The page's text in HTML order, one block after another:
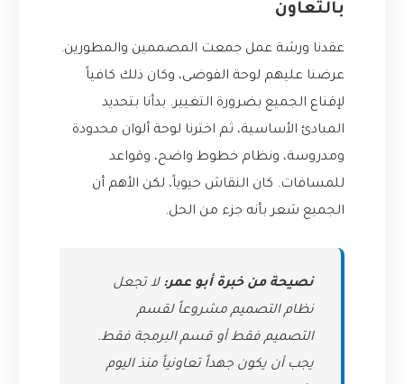
بالتعاون
عقدنا ورشة عمل جمعت المصممين والمطورين.
عرضنا عليهم لوحة الفوضى، وكان ذلك كافياً
لإقناع الجميع بضرورة التغيير. بدأنا بتحديد
المبادئ الأساسية، ثم اخترنا لوحة ألوان محدودة
ومدروسة، ونظام خطوط واضح، وقواعد
للمسافات. كان النقاش حيوياً، لكن الأهم أن
الجميع شعر بأنه جزء من الحل.
نصيحة من خبرة أبو عمر: لا تجعل
نظام التصميم مشروعاً لقسم
التصميم فقط أو قسم البرمجة فقط.
يجب أن يكون جهداً تعاونياً منذ اليوم